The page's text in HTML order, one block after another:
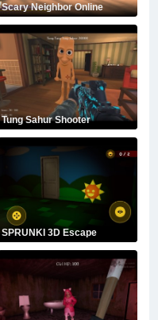
Scary Neighbor Online
Tung Sahur Shooter
SPRUNKI 3D Escape